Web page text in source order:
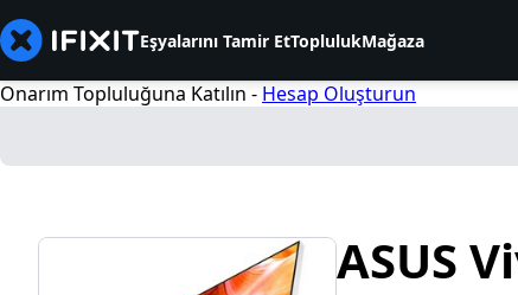
Eşyalarını Tamir EtToplulukMağaza
Onarım Topluluğuna Katılın - Hesap Oluşturun
ASUS